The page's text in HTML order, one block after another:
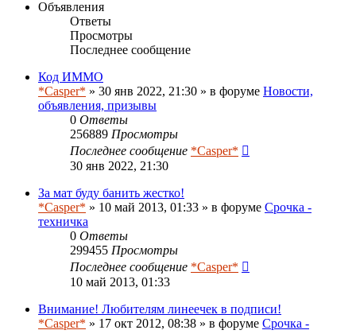
Объявления
Ответы
Просмотры
Последнее сообщение
Код ИММО
*Casper* » 30 янв 2022, 21:30 » в форуме Новости,
объявления, призывы
0 Ответы
256889 Просмотры
Последнее сообщение *Casper*
30 янв 2022, 21:30
За мат буду банить жестко!
*Casper* » 10 май 2013, 01:33 » в форуме Срочка -
техничка
0 Ответы
299455 Просмотры
Последнее сообщение *Casper*
10 май 2013, 01:33
Внимание! Любителям линеечек в подписи!
*Casper* » 17 окт 2012, 08:38 » в форуме Срочка -